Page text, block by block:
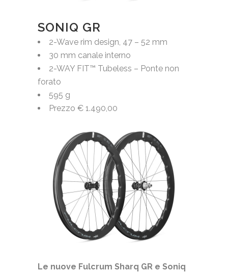
SONIQ GR
2-Wave rim design, 47 – 52 mm
30 mm canale interno
2-WAY FIT™ Tubeless – Ponte non
forato
595 g
Prezzo € 1.490,00
Le nuove Fulcrum Sharq GR e Soniq